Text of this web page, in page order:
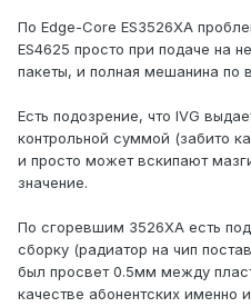
По Edge-Core ES3526XA
ES4625 просто при подаче на
пакеты, и полная мешанина по
Есть подозрение, что IVG
контрольной суммой (забито
и просто может вскипают
значение.
По сгоревшим 3526XA есть
сборку (радиатор на чип
был просвет 0.5мм между
качестве абонентских именно